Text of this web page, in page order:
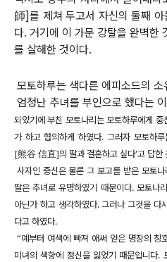
師]를 제쳐 두고서 자신의 둘째
다. 거기에 이 가문 강탈을 완벽한
를 살해한 것이다.
모토하루는 색다른 에피소드의 소
엄청난 추녀를 부인으로 했다는
되었기에 부친 모토나리는 모토하루에게
가 하고 협의하게 하였다. 그러자 모토하
[熊谷 信直]의 딸과 결혼하고 싶다’고 답한
사자인 중신은 물론 그 보고를 받은 모토
딸은 추녀로 유명하였기 때문이다. 모토나
아닌가 하고 생각하였다. 그러나 그것을
다고 하였다.
“예부터 여색에 빠져 애써 얻은 명장의 칭
미녀의 색향에 정신을 잃었기 때문입니다.